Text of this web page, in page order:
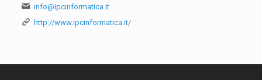
info@ipcinformatica.it
http://www.ipcinformatica.it/